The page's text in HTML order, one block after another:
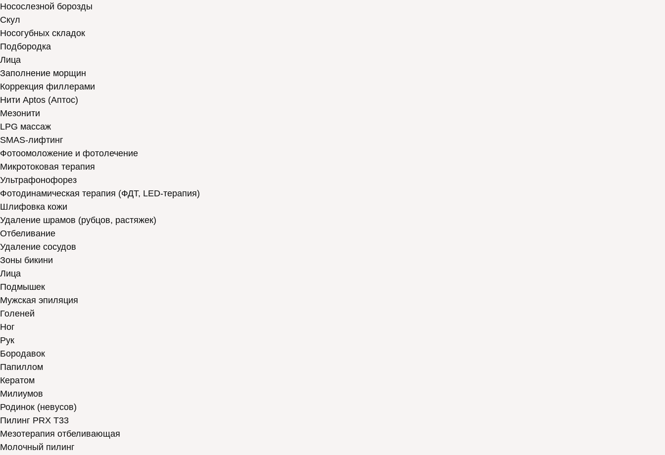
Носослезной борозды
Скул
Носогубных складок
Подбородка
Лица
Заполнение морщин
Коррекция филлерами
Нити Aptos (Аптос)
Мезонити
LPG массаж
SMAS-лифтинг
Фотоомоложение и фотолечение
Микротоковая терапия
Ультрафонофорез
Фотодинамическая терапия (ФДТ, LED-терапия)
Шлифовка кожи
Удаление шрамов (рубцов, растяжек)
Отбеливание
Удаление сосудов
Зоны бикини
Лица
Подмышек
Мужская эпиляция
Голеней
Ног
Рук
Бородавок
Папиллом
Кератом
Милиумов
Родинок (невусов)
Пилинг PRX T33
Мезотерапия отбеливающая
Молочный пилинг